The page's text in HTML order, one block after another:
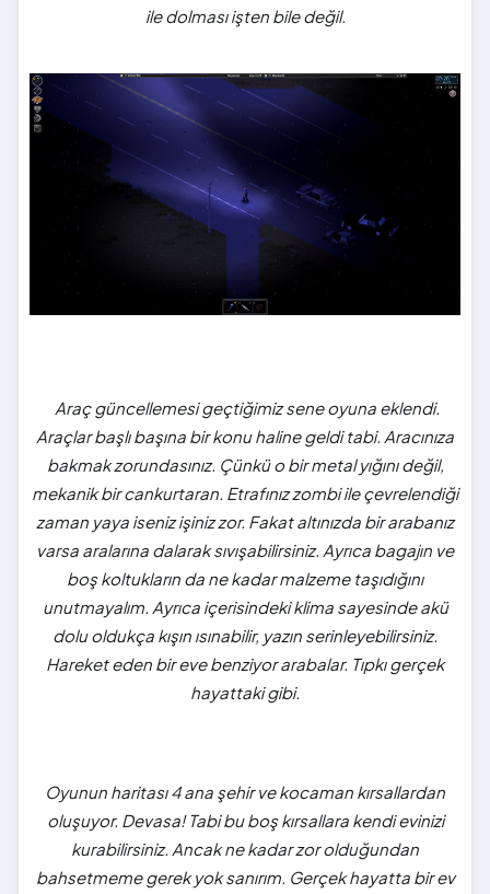
ile dolması işten bile değil.
Araç güncellemesi geçtiğimiz sene oyuna eklendi.
Araçlar başlı başına bir konu haline geldi tabi. Aracınıza
bakmak zorundasınız. Çünkü o bir metal yığını değil,
mekanik bir cankurtaran. Etrafınız zombi ile çevrelendiği
zaman yaya iseniz işiniz zor. Fakat altınızda bir arabanız
varsa aralarına dalarak sıvışabilirsiniz. Ayrıca bagajın ve
boş koltukların da ne kadar malzeme taşıdığını
unutmayalım. Ayrıca içerisindeki klima sayesinde akü
dolu oldukça kışın ısınabilir, yazın serinleyebilirsiniz.
Hareket eden bir eve benziyor arabalar. Tıpkı gerçek
hayattaki gibi.
Oyunun haritası 4 ana şehir ve kocaman kırsallardan
oluşuyor. Devasa! Tabi bu boş kırsallara kendi evinizi
kurabilirsiniz. Ancak ne kadar zor olduğundan
bahsetmeme gerek yok sanırım. Gerçek hayatta bir ev